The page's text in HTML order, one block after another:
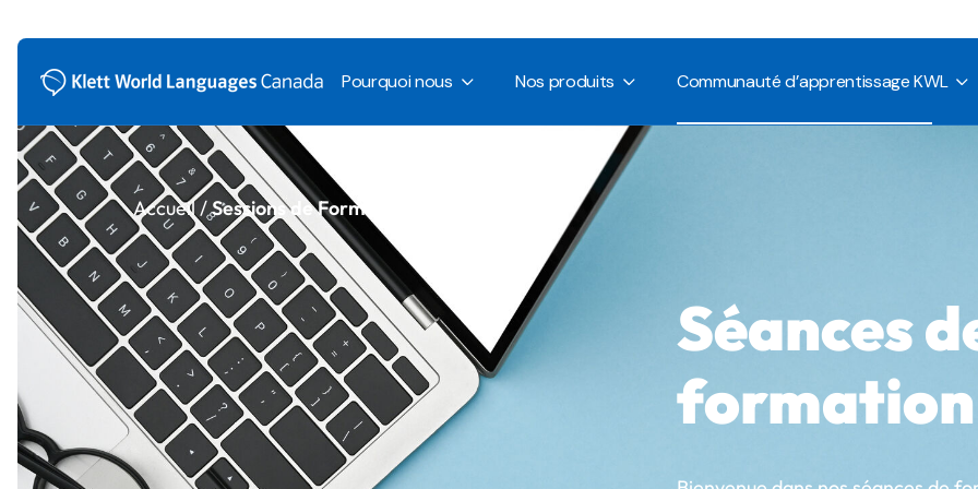
Pourquoi nous
Nos engagements
Carrières chez KWL
Espace Presse
Nos produits
Méthodes pour
Enfants
Méthodes pour
Adolescents
Méthodes pour
Soutien spécifique à la
Communauté d’apprentissage KWL
Rencontrez-nous
Notre équipe
Méthodes pour
Adolescents
Méthodes pour
Adultes
Compléments
Soutien spécifique à la
échantillon gratuit
Conférences et
Accueil /Sessions de Formation
Séances
formation